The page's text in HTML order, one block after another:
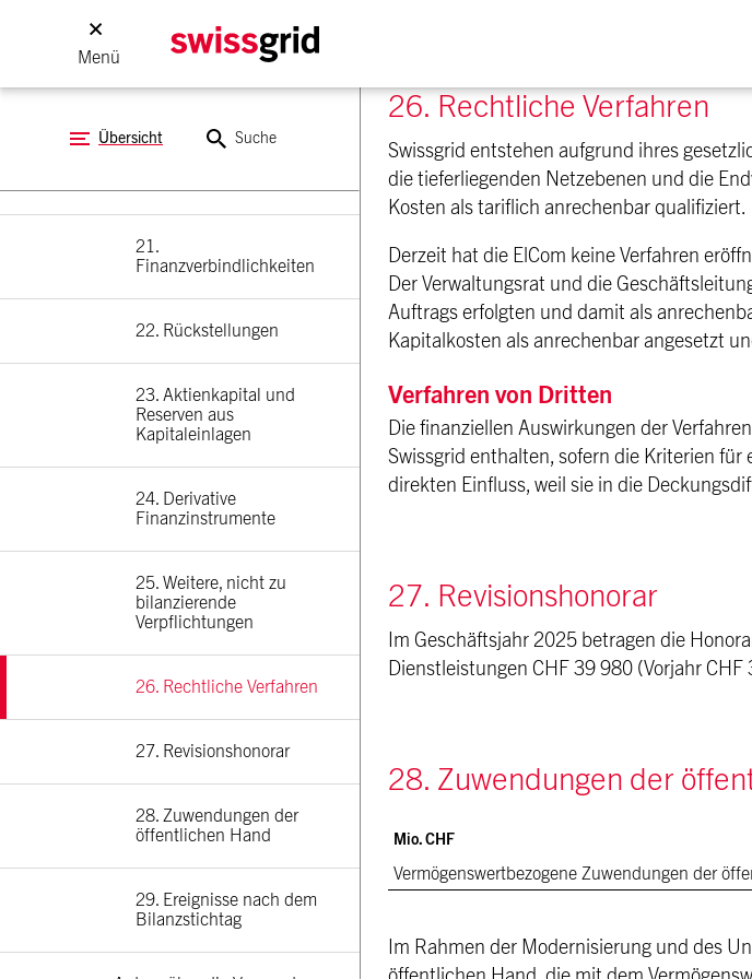
Menü
Übersicht Suche
21.
Finanzverbindlichkeiten
22. Rückstellungen
23. Aktienkapital und
Reserven aus
Kapitaleinlagen
24. Derivative
Finanzinstrumente
25. Weitere, nicht zu
bilanzierende
Verpflichtungen
26. Rechtliche Verfahren
27. Revisionshonorar
28. Zuwendungen der
öffentlichen Hand
29. Ereignisse nach dem
Bilanzstichtag
26. Rechtliche Verfahren
Swissgrid entstehen aufgrund ihres
die tieferliegenden Netzebenen und die
Kosten als tariflich anrechenbar qualifiziert.
Derzeit hat die ElCom keine Verfahren
Der Verwaltungsrat und die
Auftrags erfolgten und damit als
Kapitalkosten als anrechenbar angesetzt
Verfahren von Dritten
Die finanziellen Auswirkungen der
Swissgrid enthalten, sofern die Kriterien für
direkten Einfluss, weil sie in die
27. Revisionshonorar
Im Geschäftsjahr 2025 betragen die
Dienstleistungen CHF 39 980 (Vorjahr CHF
28. Zuwendungen der
Mio. CHF
Vermögenswertbezogene Zuwendungen der
Im Rahmen der Modernisierung und des